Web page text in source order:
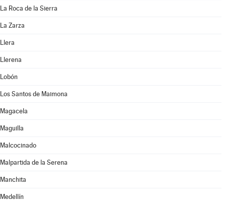
La Roca de la Sierra
La Zarza
Llera
Llerena
Lobón
Los Santos de Maimona
Magacela
Maguilla
Malcocinado
Malpartida de la Serena
Manchita
Medellín